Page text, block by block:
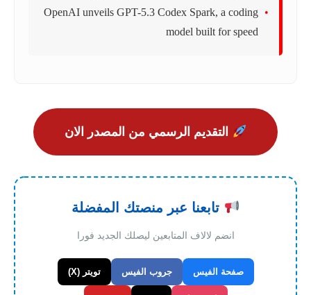
OpenAI unveils GPT-5.3 Codex Spark, a coding
model built for speed
التقديم الرسمي من المصدر الان
تابعنا عبر منصتك المفضلة
انضم لالاف المتابعين ليصلك الجديد فورا
صفحة الفيس جروب الفيس تويتر (X)